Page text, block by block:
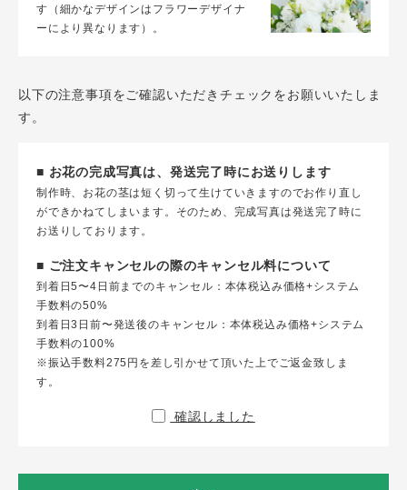
す（細かなデザインはフラワーデザイナ
ーにより異なります）。
以下の注意事項をご確認いただきチェックをお願いいたしま
す。
■ お花の完成写真は、発送完了時にお送りします
制作時、お花の茎は短く切って生けていきますのでお作り直し
ができかねてしまいます。そのため、完成写真は発送完了時に
お送りしております。
■ ご注文キャンセルの際のキャンセル料について
到着日5〜4日前までのキャンセル：本体税込み価格+システム
手数料の50%
到着日3日前〜発送後のキャンセル：本体税込み価格+システム
手数料の100%
※振込手数料275円を差し引かせて頂いた上でご返金致しま
す。
確認しました